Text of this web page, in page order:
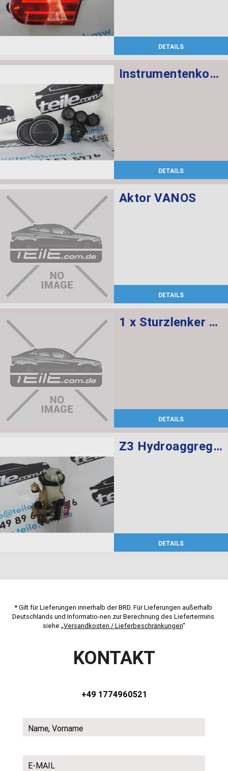
DETAILS
Instrumentenkombination KMH Chrono Paket
DETAILS
Aktor VANOS
DETAILS
1 x Sturzlenker mit Gummilager, 1 x Abdeckung rechts
DETAILS
Z3 Hydroaggregat Verdeck Hydraulik
DETAILS
* Gilt für Lieferungen innerhalb der BRD. Für Lieferungen außerhalb
Deutschlands und Informatio-nen zur Berechnung des Liefertermins
siehe „Versandkosten / Lieferbeschränkungen“
KONTAKT
+49 1774960521
Name, Vorname
E-MAIL